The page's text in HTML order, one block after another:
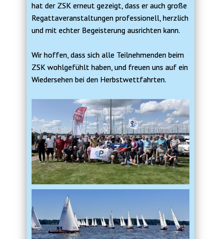
hat der ZSK erneut gezeigt, dass er auch große
Regattaveranstaltungen professionell, herzlich
und mit echter Begeisterung ausrichten kann.
Wir hoffen, dass sich alle Teilnehmenden beim
ZSK wohlgefühlt haben, und freuen uns auf ein
Wiedersehen bei den Herbstwettfahrten.